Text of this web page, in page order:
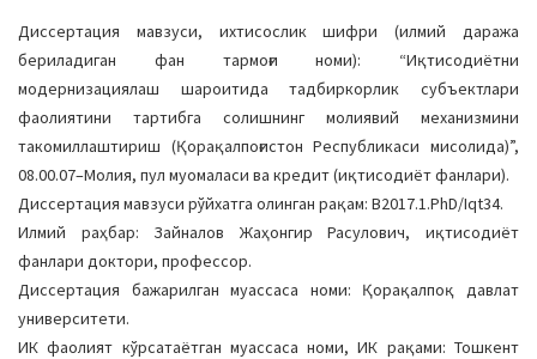
Диссертация мавзуси, ихтисослик шифри (илмий даража
бериладиган фан тармоғи номи): “Иқтисодиётни
модернизациялаш шароитида тадбиркорлик субъектлари
фаолиятини тартибга солишнинг молиявий механизмини
такомиллаштириш (Қорақалпоғистон Республикаси мисолида)”,
08.00.07–Молия, пул муомаласи ва кредит (иқтисодиёт фанлари).
Диссертация мавзуси рўйхатга олинган рақам: В2017.1.PhD/Iqt34.
Илмий раҳбар: Зайналов Жаҳонгир Расулович, иқтисодиёт
фанлари доктори, профессор.
Диссертация бажарилган муассаса номи: Қорақалпоқ давлат
университети.
ИК фаолият кўрсатаётган муассаса номи, ИК рақами: Тошкент